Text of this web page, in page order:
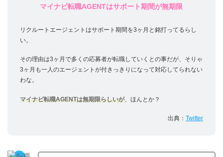
マイナビ転職AGENTはサポート期間が無期限
リクルートエージェントはサポート期間を3ヶ月と銘打ってるらし
い。
その理由は3ヶ月で多くの応募者が転職していくとの事だが、そりゃ
3ヶ月も一人のエージェントが付きっきりになって対応してられない
わな。
マイナビ転職AGENTは無期限らしいが、ほんとか？
出典： Twitter